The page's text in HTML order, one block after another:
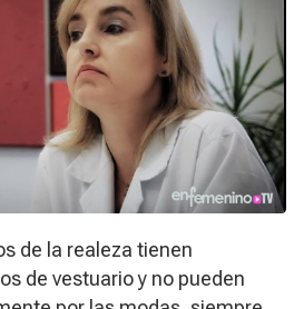
de la realeza tienen
de vestuario y no pueden